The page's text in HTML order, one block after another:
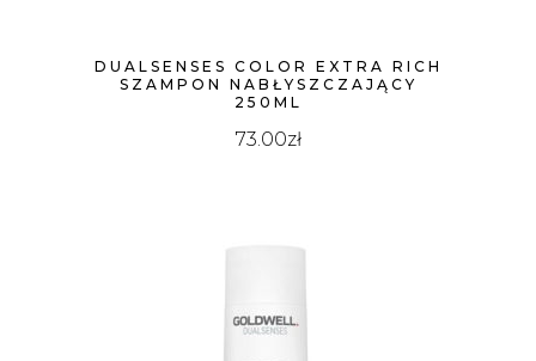
DUALSENSES COLOR EXTRA RICH
SZAMPON NABŁYSZCZAJĄCY
250ML
73.00zł